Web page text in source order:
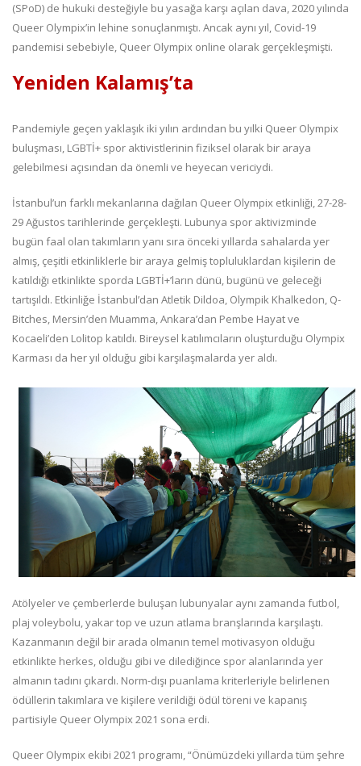
(SPoD) de hukuki desteğiyle bu yasağa karşı açılan dava, 2020 yılında
Queer Olympix’in lehine sonuçlanmıştı. Ancak aynı yıl, Covid-19
pandemisi sebebiyle, Queer Olympix online olarak gerçekleşmişti.
Yeniden Kalamış’ta
Pandemiyle geçen yaklaşık iki yılın ardından bu yılki Queer Olympix
buluşması, LGBTİ+ spor aktivistlerinin fiziksel olarak bir araya
gelebilmesi açısından da önemli ve heyecan vericiydi.
İstanbul’un farklı mekanlarına dağılan Queer Olympix etkinliği, 27-28-
29 Ağustos tarihlerinde gerçekleşti. Lubunya spor aktivizminde
bugün faal olan takımların yanı sıra önceki yıllarda sahalarda yer
almış, çeşitli etkinliklerle bir araya gelmiş topluluklardan kişilerin de
katıldığı etkinlikte sporda LGBTİ+’ların dünü, bugünü ve geleceği
tartışıldı. Etkinliğe İstanbul’dan Atletik Dildoa, Olympik Khalkedon, Q-
Bitches, Mersin’den Muamma, Ankara’dan Pembe Hayat ve
Kocaeli’den Lolitop katıldı. Bireysel katılımcıların oluşturduğu Olympix
Karması da her yıl olduğu gibi karşılaşmalarda yer aldı.
Atölyeler ve çemberlerde buluşan lubunyalar aynı zamanda futbol,
plaj voleybolu, yakar top ve uzun atlama branşlarında karşılaştı.
Kazanmanın değil bir arada olmanın temel motivasyon olduğu
etkinlikte herkes, olduğu gibi ve dilediğince spor alanlarında yer
almanın tadını çıkardı. Norm-dışı puanlama kriterleriyle belirlenen
ödüllerin takımlara ve kişilere verildiği ödül töreni ve kapanış
partisiyle Queer Olympix 2021 sona erdi.
Queer Olympix ekibi 2021 programı, “Önümüzdeki yıllarda tüm şehre